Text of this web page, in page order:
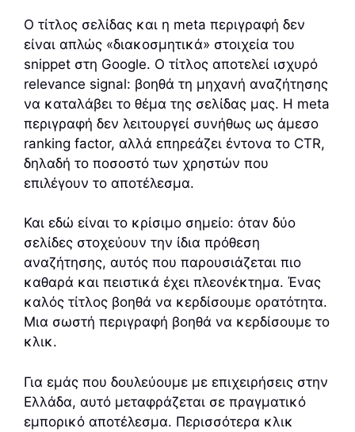
Ο τίτλος σελίδας και η meta περιγραφή δεν
είναι απλώς «διακοσμητικά» στοιχεία του
snippet στη Google. Ο τίτλος αποτελεί ισχυρό
relevance signal: βοηθά τη μηχανή αναζήτησης
να καταλάβει το θέμα της σελίδας μας. Η meta
περιγραφή δεν λειτουργεί συνήθως ως άμεσο
ranking factor, αλλά επηρεάζει έντονα το CTR,
δηλαδή το ποσοστό των χρηστών που
επιλέγουν το αποτέλεσμα.
Και εδώ είναι το κρίσιμο σημείο: όταν δύο
σελίδες στοχεύουν την ίδια πρόθεση
αναζήτησης, αυτός που παρουσιάζεται πιο
καθαρά και πειστικά έχει πλεονέκτημα. Ένας
καλός τίτλος βοηθά να κερδίσουμε ορατότητα.
Μια σωστή περιγραφή βοηθά να κερδίσουμε το
κλικ.
Για εμάς που δουλεύουμε με επιχειρήσεις στην
Ελλάδα, αυτό μεταφράζεται σε πραγματικό
εμπορικό αποτέλεσμα. Περισσότερα κλικ